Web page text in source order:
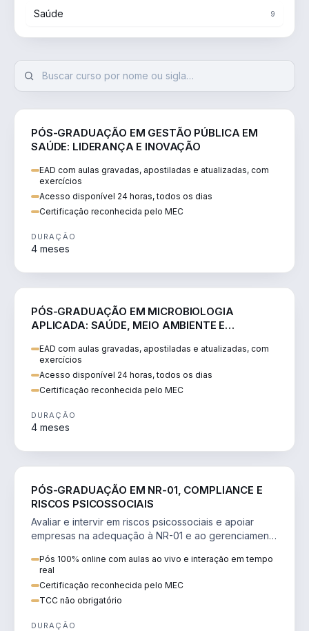
Saúde 9
PÓS-GRADUAÇÃO EM GESTÃO PÚBLICA EM
SAÚDE: LIDERANÇA E INOVAÇÃO
EAD com aulas gravadas, apostiladas e atualizadas, com
exercícios
Acesso disponível 24 horas, todos os dias
Certificação reconhecida pelo MEC
DURAÇÃO
4 meses
PÓS-GRADUAÇÃO EM MICROBIOLOGIA
APLICADA: SAÚDE, MEIO AMBIENTE E
EAD com aulas gravadas, apostiladas e atualizadas, com
exercícios
Acesso disponível 24 horas, todos os dias
Certificação reconhecida pelo MEC
DURAÇÃO
4 meses
PÓS-GRADUAÇÃO EM NR-01, COMPLIANCE E
RISCOS PSICOSSOCIAIS
Avaliar e intervir em riscos psicossociais e apoiar
empresas na adequação à NR-01 e ao gerenciamento
Pós 100% online com aulas ao vivo e interação em tempo
real
Certificação reconhecida pelo MEC
TCC não obrigatório
DURAÇÃO